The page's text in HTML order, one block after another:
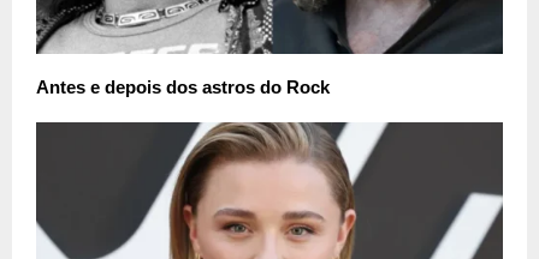
Antes e depois dos astros do Rock